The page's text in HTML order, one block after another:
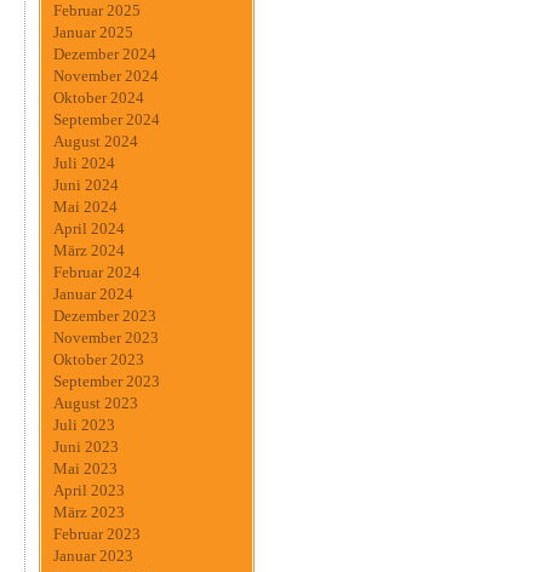
Februar 2025
Januar 2025
Dezember 2024
November 2024
Oktober 2024
September 2024
August 2024
Juli 2024
Juni 2024
Mai 2024
April 2024
März 2024
Februar 2024
Januar 2024
Dezember 2023
November 2023
Oktober 2023
September 2023
August 2023
Juli 2023
Juni 2023
Mai 2023
April 2023
März 2023
Februar 2023
Januar 2023